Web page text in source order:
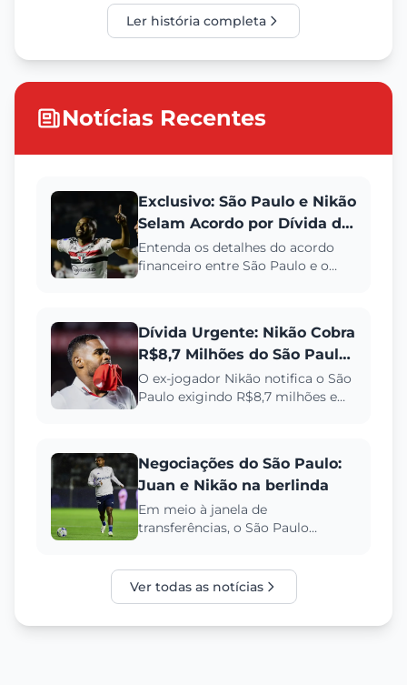
Ler história completa
Notícias Recentes
Exclusivo: São Paulo e Nikão
Selam Acordo por Dívida de
R$ 8,8 Milhões Até 2028
Entenda os detalhes do acordo
financeiro entre São Paulo e o
Dívida Urgente: Nikão Cobra
R$8,7 Milhões do São Paulo
em Direitos de Imagem
O ex-jogador Nikão notifica o São
Paulo exigindo R$8,7 milhões em
Negociações do São Paulo:
Juan e Nikão na berlinda
Em meio à janela de
transferências, o São Paulo
visand...
Ver todas as notícias